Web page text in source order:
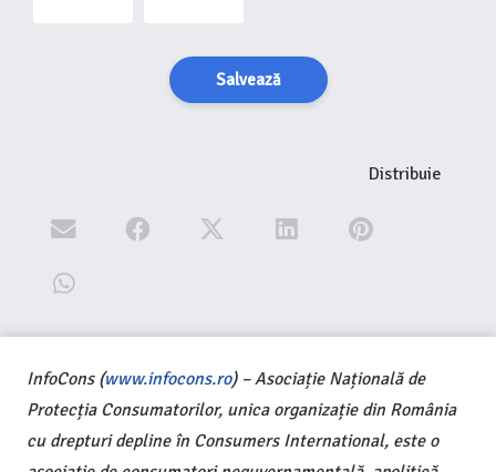
Salvează
Distribuie
InfoCons (www.infocons.ro) – Asociație Națională de
Protecția Consumatorilor, unica organizație din România
cu drepturi depline în Consumers International, este o